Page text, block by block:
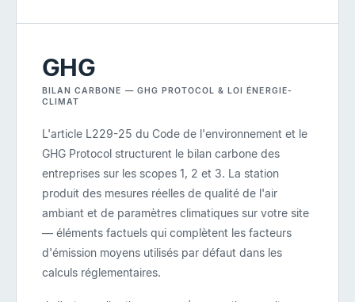
GHG
BILAN CARBONE — GHG PROTOCOL & LOI ÉNERGIE-
CLIMAT
L'article L229-25 du Code de l'environnement et le
GHG Protocol structurent le bilan carbone des
entreprises sur les scopes 1, 2 et 3. La station
produit des mesures réelles de qualité de l'air
ambiant et de paramètres climatiques sur votre site
— éléments factuels qui complètent les facteurs
d'émission moyens utilisés par défaut dans les
calculs réglementaires.